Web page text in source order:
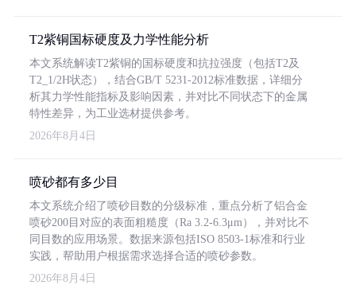
T2紫铜国标硬度及力学性能分析
本文系统解读T2紫铜的国标硬度和抗拉强度（包括T2及
T2_1/2H状态），结合GB/T 5231-2012标准数据，详细分
析其力学性能指标及影响因素，并对比不同状态下的金属
特性差异，为工业选材提供参考。
2026年8月4日
喷砂都有多少目
本文系统介绍了喷砂目数的分级标准，重点分析了铝合金
喷砂200目对应的表面粗糙度（Ra 3.2-6.3μm），并对比不
同目数的应用场景。数据来源包括ISO 8503-1标准和行业
实践，帮助用户根据需求选择合适的喷砂参数。
2026年8月4日